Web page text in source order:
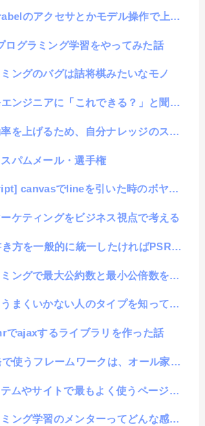
アクセサとかモデル操作で上手くいかんかった話
ログラミング学習をやってみた話
ングのバグは詰将棋みたいなモノ
ニアに「これできる？」と聞いて何て答えるか選手権
を上げるため、自分ナレッジのススメ
パムメール・選手権
でlineを引いた時のボヤけを回避する方法
ケティングをビジネス視点で考える
方を一般的に統一したければPSR読みや！
で最大公約数と最小公倍数を求めるプログラムに挑戦
いかない人のタイプを知ってセルフコントロールする方法
でajaxするライブラリを作った話
レームワークは、オール家電のモデルルームのようなもの
で最もよく使うページネーション処理はLaravelでPagenateするよりも...
ング学習のメンターってどんな感じ？